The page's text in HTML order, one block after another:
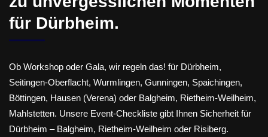
für Dürbheim.
Ob Workshop oder Gala, wir regeln das! für Dürbheim,
Seitingen-Oberflacht, Wurmlingen, Gunningen, Spaichingen,
Böttingen, Hausen (Verena) oder Balgheim, Rietheim-Weilheim,
Mahlstetten. Unsere Event-Checkliste gibt Ihnen Sicherheit für
Dürbheim – Balgheim, Rietheim-Weilheim oder Risiberg.